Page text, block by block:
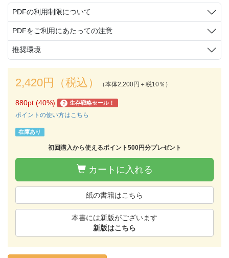
PDFの利用制限について
PDFをご利用にあたっての注意
推奨環境
2,420円（税込） （本体2,200円＋税10％）
880pt (40%) ? 生存戦略セール！
ポイントの使い方はこちら
在庫あり
初回購入から使えるポイント500円分プレゼント
カートに入れる
紙の書籍はこちら
本書には新版がございます
新版はこちら